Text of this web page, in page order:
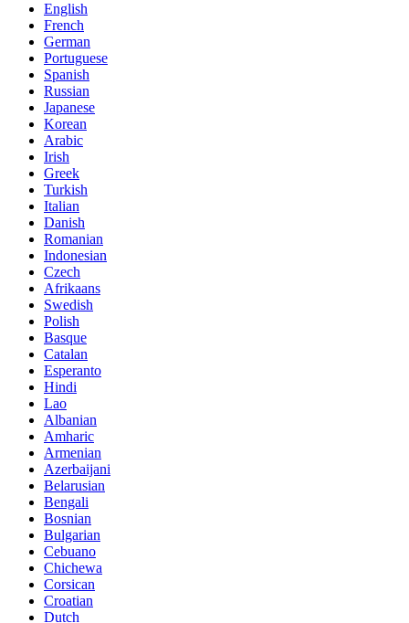
English
French
German
Portuguese
Spanish
Russian
Japanese
Korean
Arabic
Irish
Greek
Turkish
Italian
Danish
Romanian
Indonesian
Czech
Afrikaans
Swedish
Polish
Basque
Catalan
Esperanto
Hindi
Lao
Albanian
Amharic
Armenian
Azerbaijani
Belarusian
Bengali
Bosnian
Bulgarian
Cebuano
Chichewa
Corsican
Croatian
Dutch